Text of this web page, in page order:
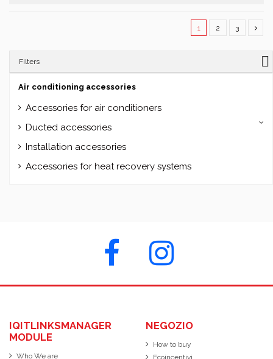
1 2 3
Filters
Air conditioning accessories
Accessories for air conditioners
Ducted accessories
Installation accessories
Accessories for heat recovery systems
IQITLINKSMANAGER
MODULE
Who We are
NEGOZIO
How to buy